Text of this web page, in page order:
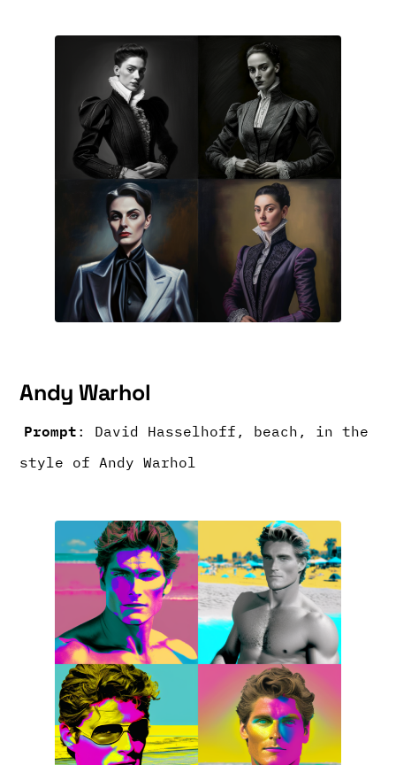
Andy Warhol
Prompt: David Hasselhoff, beach, in the
style of Andy Warhol